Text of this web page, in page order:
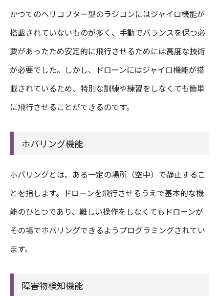
かつてのヘリコプター型のラジコンにはジャイロ機能が
搭載されていないものが多く、手動でバランスを保つ必
要があったため安定的に飛行させるためには高度な技術
が必要でした。しかし、ドローンにはジャイロ機能が搭
載されているため、特別な訓練や練習をしなくても簡単
に飛行させることができるのです。
ホバリング機能
ホバリングとは、ある一定の場所（空中）で静止するこ
とを指します。ドローンを飛行させるうえで基本的な機
能のひとつであり、難しい操作をしなくてもドローンが
その場でホバリングできるようプログラミングされてい
ます。
障害物検知機能